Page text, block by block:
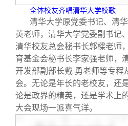
全体校友齐唱清华大学校歌
清华大学原党委书记、清
英老师，清华大学党委副书记
清华校友总会秘书长郭樑老师
育基金会秘书长李家强老师，
开发部副部长戴 勇老师等专程
会。无论是年长的老校友，还
论是政界的精英，还是学术上
大会现场一派喜气洋。